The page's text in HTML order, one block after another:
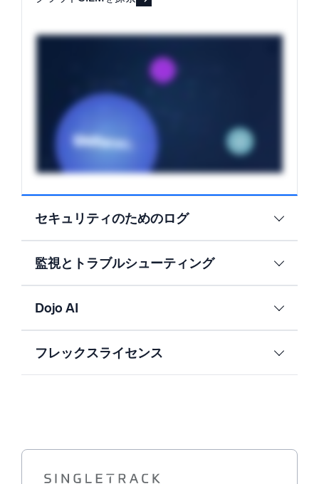
セキュリティのためのログ
監視とトラブルシューティング
Dojo AI
フレックスライセンス